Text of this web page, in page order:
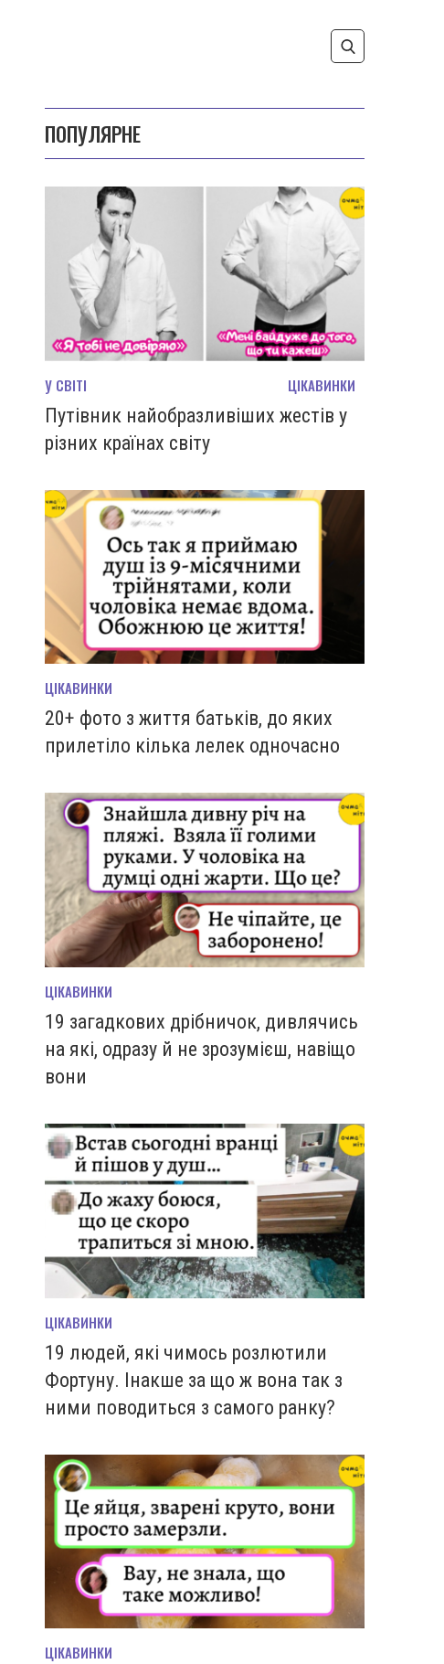
ПОПУЛЯРНЕ
У СВІТІ ЦІКАВИНКИ
Путівник найобразливіших жестів у
різних країнах світу
ЦІКАВИНКИ
20+ фото з життя батьків, до яких
прилетіло кілька лелек одночасно
ЦІКАВИНКИ
19 загадкових дрібничок, дивлячись
на які, одразу й не зрозумієш, навіщо
вони
ЦІКАВИНКИ
19 людей, які чимось розлютили
Фортуну. Інакше за що ж вона так з
ними поводиться з самого ранку?
ЦІКАВИНКИ